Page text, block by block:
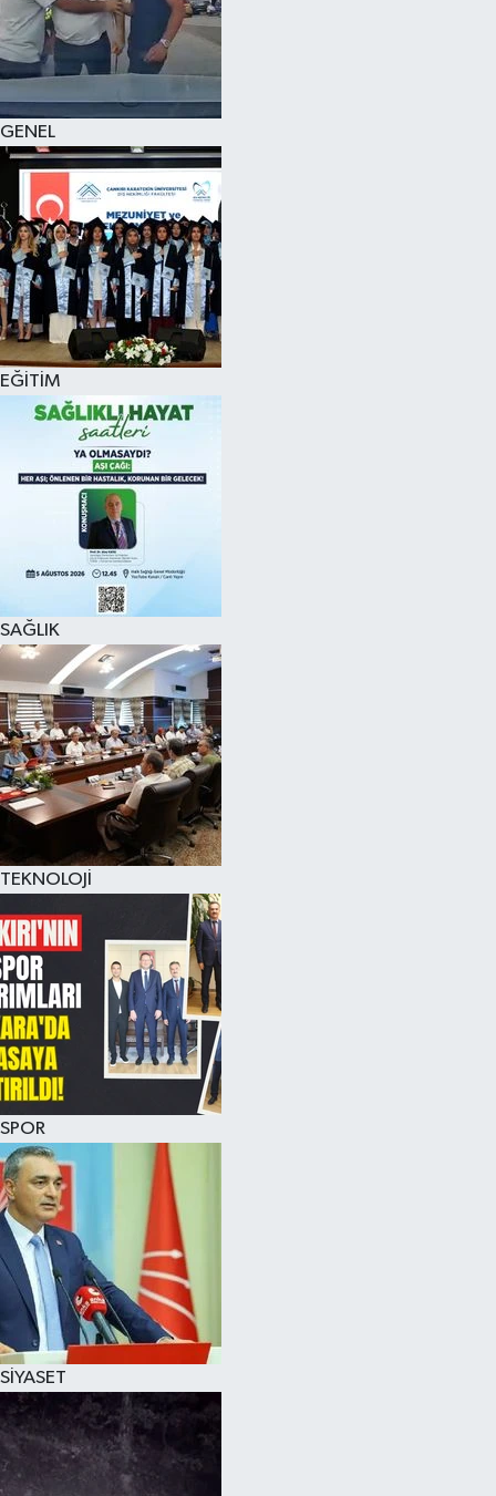
GENEL
EĞİTİM
SAĞLIK
TEKNOLOJİ
SPOR
SİYASET
KÜLTÜR SANAT
SAĞLIK
SİYASET
SPOR
TEKNOLOJİ
VİZYONDAKİLER
YAŞAM